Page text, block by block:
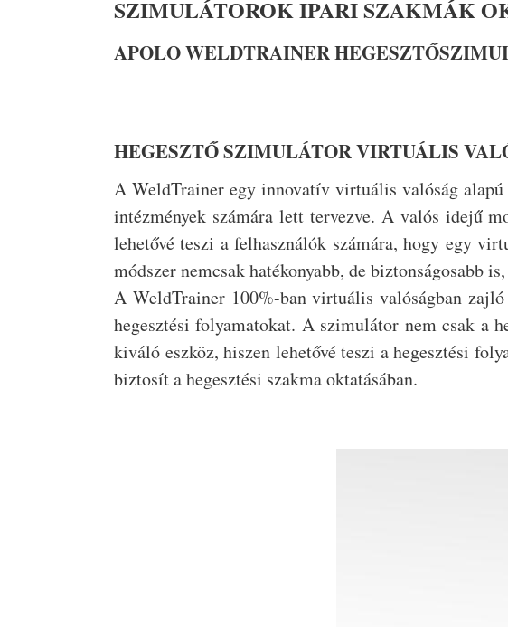
SZIMULÁTOROK IPARI SZAKMÁK
APOLO WELDTRAINER
HEGESZTŐ SZIMULÁTOR VIRTUÁLIS
A WeldTrainer egy innovatív virtuális valóság
intézmények számára lett tervezve. A valós idejű
lehetővé teszi a felhasználók számára, hogy egy
módszer nemcsak hatékonyabb, de biztonságosabb
A WeldTrainer 100%-ban virtuális valóságban
hegesztési folyamatokat. A szimulátor nem csak a
kiváló eszköz, hiszen lehetővé teszi a hegesztési
biztosít a hegesztési szakma oktatásában.